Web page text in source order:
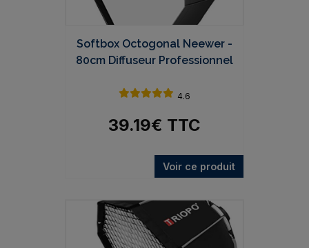
Softbox Octogonal Neewer -
80cm Diffuseur Professionnel
4.6
39.19€ TTC
Voir ce produit